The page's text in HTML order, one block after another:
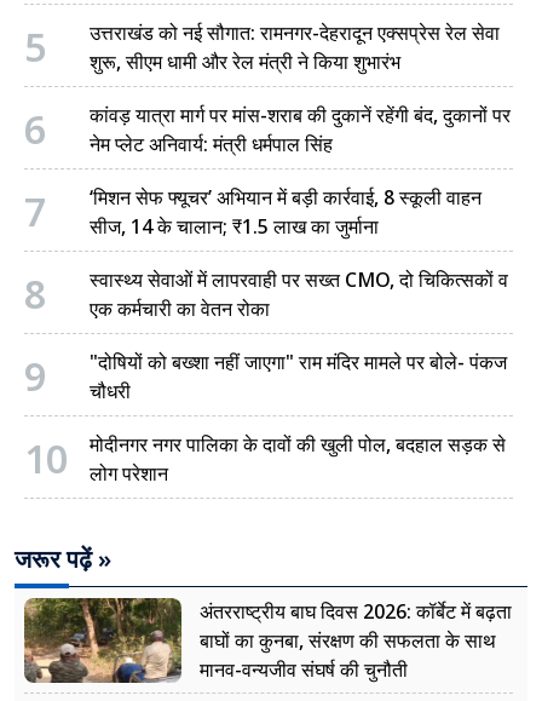
5
उत्तराखंड को नई सौगात: रामनगर-देहरादून एक्सप्रेस रेल सेवा
शुरू, सीएम धामी और रेल मंत्री ने किया शुभारंभ
6
कांवड़ यात्रा मार्ग पर मांस-शराब की दुकानें रहेंगी बंद, दुकानों पर
नेम प्लेट अनिवार्य: मंत्री धर्मपाल सिंह
7
‘मिशन सेफ फ्यूचर’ अभियान में बड़ी कार्रवाई, 8 स्कूली वाहन
सीज, 14 के चालान; ₹1.5 लाख का जुर्माना
8
स्वास्थ्य सेवाओं में लापरवाही पर सख्त CMO, दो चिकित्सकों व
एक कर्मचारी का वेतन रोका
9
"दोषियों को बख्शा नहीं जाएगा" राम मंदिर मामले पर बोले- पंकज
चौधरी
10
मोदीनगर नगर पालिका के दावों की खुली पोल, बदहाल सड़क से
लोग परेशान
जरूर पढ़ें »
अंतरराष्ट्रीय बाघ दिवस 2026: कॉर्बेट में बढ़ता
बाघों का कुनबा, संरक्षण की सफलता के साथ
मानव-वन्यजीव संघर्ष की चुनौती